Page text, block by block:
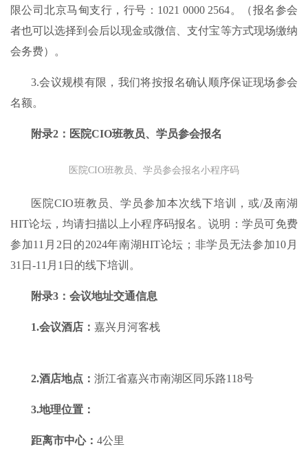
限公司北京马甸支行，行号：1021 0000 2564。（报名参会
者也可以选择到会后以现金或微信、支付宝等方式现场缴纳
会务费）。
3.会议规模有限，我们将按报名确认顺序保证现场参会
名额。
附录2：医院CIO班教员、学员参会报名
医院CIO班教员、学员参会报名小程序码
医院CIO班教员、学员参加本次线下培训，或/及南湖
HIT论坛，均请扫描以上小程序码报名。说明：学员可免费
参加11月2日的2024年南湖HIT论坛；非学员无法参加10月
31日-11月1日的线下培训。
附录3：会议地址交通信息
1.会议酒店： 嘉兴月河客栈
2.酒店地点： 浙江省嘉兴市南湖区同乐路118号
3.地理位置：
距离市中心： 4公里